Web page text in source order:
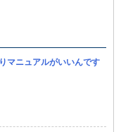
マニュアルがいいんです